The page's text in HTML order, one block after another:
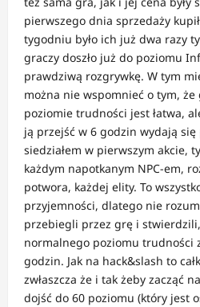
pierwszego dnia sprzedaży
tygodniu było ich już dwa razy
graczy doszło już do poziomu
prawdziwą rozgrywkę. W tym
można nie wspomnieć o tym,
poziomie trudności jest łatwa,
ją przejść w 6 godzin wydają się
siedziałem w pierwszym akcie,
każdym napotkanym NPC-em,
potwora, każdej elity. To
przyjemności, dlatego nie
przebiegli przez grę i
normalnego poziomu trudności
godzin. Jak na hack&slash to
zwłaszcza że i tak żeby zacząć
dojść do 60 poziomu (który jest